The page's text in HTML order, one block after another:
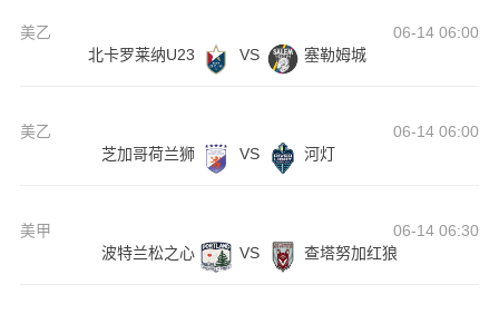
美乙
06-14 06:00
北卡罗莱纳U23
VS 塞勒姆城
美乙
06-14 06:00
芝加哥荷兰狮
VS 河灯
美甲
06-14 06:30
波特兰松之心
VS 查塔努加红狼